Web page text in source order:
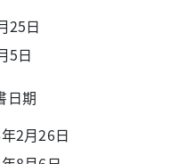
25日
5日
日期
2月26日